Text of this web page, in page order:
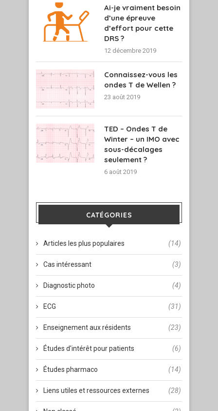
Ai-je vraiment besoin
d’une épreuve
d’effort pour cette
DRS ?
12 décembre 2019
Connaissez-vous les
ondes T de Wellen ?
23 août 2019
TED – Ondes T de
Winter – un IMO avec
sous-décalages
seulement ?
6 août 2019
CATÉGORIES
Articles les plus populaires (14)
Cas intéressant (3)
Diagnostic photo (4)
ECG (31)
Enseignement aux résidents (23)
Études d'intérêt pour patients (6)
Études pharmaco (14)
Liens utiles et ressources externes (28)